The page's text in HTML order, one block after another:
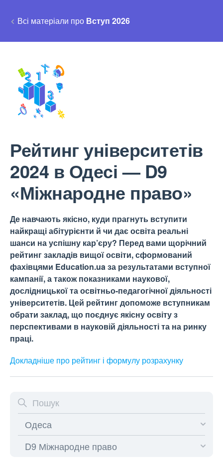
Всі матеріали про Вступ 2026
Рейтинг університетів
2024 в Одесі — D9
«Міжнародне право»
Де навчають якісно, куди прагнуть вступити
найкращі абітурієнти й чи дає освіта реальні
шанси на успішну кар’єру? Перед вами щорічний
рейтинг закладів вищої освіти, сформований
фахівцями Education.ua за результатами вступної
кампанії, а також показниками наукової,
дослідницької та освітньо-педагогічної діяльності
університетів. Цей рейтинг допоможе вступникам
обрати заклад, що поєднує якісну освіту з
перспективами в науковій діяльності та на ринку
праці.
Докладніше про рейтинг і формулу розрахунку